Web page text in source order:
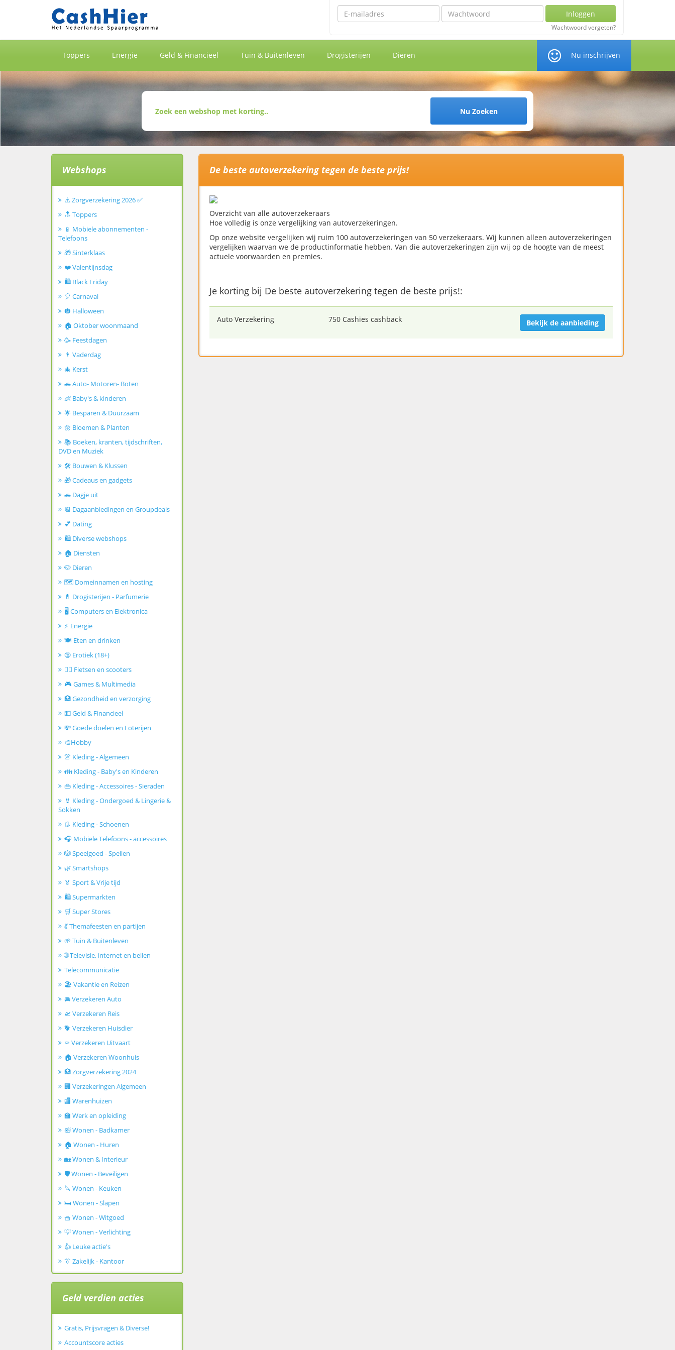
Emailadres Wachtwoord Inloggen
Wachtwoord vergeten?
Toppers Energie Geld & Financieel Tuin & Buitenleven Drogisterijen Dieren Nu inschrijven
Nu Zoeken
De beste autoverzekering tegen de beste prijs!
Overzicht van alle autoverzekeraars
Hoe volledig is onze vergelijking van autoverzekeringen.
Op onze website vergelijken wij ruim 100 autoverzekeringen van 50 verzekeraars. Wij kunnen alleen autoverzekeringen
vergelijken waarvan we de productinformatie hebben. Van die autoverzekeringen zijn wij op de hoogte van de meest
actuele voorwaarden en premies.
Je korting bij De beste autoverzekering tegen de beste prijs!:
Auto Verzekering 750 Cashies cashback Bekijk de aanbieding
Webshops
⚠️ Zorgverzekering 2026 ✅
🔝 Toppers
📱 Mobiele abonnementen -
Telefoons
🎁 Sinterklaas
❤️ Valentijnsdag
🛍️ Black Friday
🎈 Carnaval
🎃 Halloween
🏠 Oktober woonmaand
🥳 Feestdagen
👨 Vaderdag
🎄 Kerst
🚗 Auto- Motoren- Boten
👶 Baby's & kinderen
🌟 Besparen & Duurzaam
🌼 Bloemen & Planten
📚 Boeken, kranten, tijdschriften,
DVD en Muziek
🛠️ Bouwen & Klussen
🎁 Cadeaus en gadgets
🚗 Dagje uit
📆 Dagaanbiedingen en Groupdeals
💕 Dating
🛍️ Diverse webshops
🏠 Diensten
🐶 Dieren
🗺️ Domeinnamen en hosting
💊 Drogisterijen - Parfumerie
🖥️ Computers en Elektronica
⚡ Energie
🍽️ Eten en drinken
🔞 Erotiek (18+)
🚴‍♂️ Fietsen en scooters
🎮 Games & Multimedia
🏥 Gezondheid en verzorging
💵 Geld & Financieel
💸 Goede doelen en Loterijen
🎨Hobby
👚 Kleding - Algemeen
👪 Kleding - Baby's en Kinderen
👜 Kleding - Accessoires - Sieraden
👙 Kleding - Ondergoed & Lingerie &
Sokken
👢 Kleding - Schoenen
🎧 Mobiele Telefoons - accessoires
🎲 Speelgoed - Spellen
🌿 Smartshops
🏅 Sport & Vrije tijd
🛍️ Supermarkten
🛒 Super Stores
💃 Themafeesten en partijen
🌱 Tuin & Buitenleven
🌐 Televisie, internet en bellen
Telecommunicatie
🏖️ Vakantie en Reizen
🚘 Verzekeren Auto
🛫 Verzekeren Reis
🐕 Verzekeren Huisdier
⚰️ Verzekeren Uitvaart
🏠 Verzekeren Woonhuis
🏥 Zorgverzekering 2024
🏢 Verzekeringen Algemeen
🏬 Warenhuizen
🏫 Werk en opleiding
🛀 Wonen - Badkamer
🏠 Wonen - Huren
🏡 Wonen & Interieur
🛡️ Wonen - Beveiligen
🔪 Wonen - Keuken
🛏️ Wonen - Slapen
🧺 Wonen - Witgoed
💡 Wonen - Verlichting
👍 Leuke actie's
👔 Zakelijk - Kantoor
Geld verdien acties
Gratis, Prijsvragen & Diverse!
Accountscore acties